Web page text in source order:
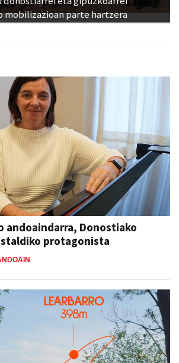
mobilizazioan parte hartzera
andoaindarra, Donostiako
protagonista